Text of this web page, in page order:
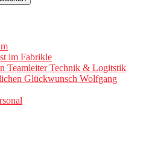
im Fabrikle
Teamleiter Technik & Logitstik
Glückwunsch Wolfgang